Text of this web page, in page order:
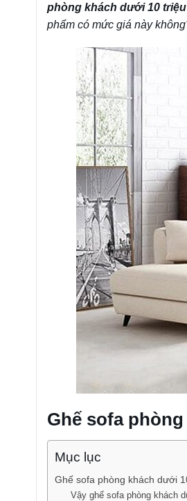
phòng khách dưới 10 triệu
phẩm có mức giá này
Ghế sofa
Mục lục
Ghế sofa phòng khách dưới
Vậy ghế sofa phòng khách